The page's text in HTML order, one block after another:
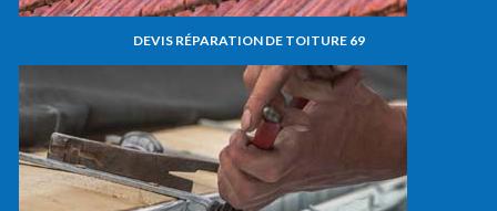
DEVIS RÉPARATION DE TOITURE 69